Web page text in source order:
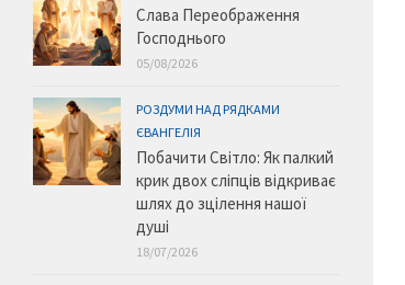
Слава Переображення
Господнього
05/08/2026
РОЗДУМИ НАД РЯДКАМИ
ЄВАНГЕЛІЯ
Побачити Світло: Як палкий
крик двох сліпців відкриває
шлях до зцілення нашої
душі
18/07/2026